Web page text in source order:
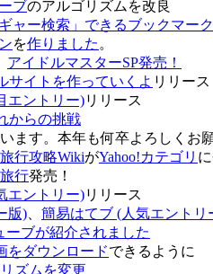
ブのアルゴリズムを改良
ャー検索」できるブックマー
を作りました 。
アイドルマスターSP発売！
サイトを作っていくよ リリース
エントリー)リリース
からの挑戦
ます。本年も何卒よろしくお
行攻略WikiがYahoo!カテゴリ
行発売！
エントリー)リリース
版) 簡易はてブ (人気エントリ
ーブが紹介されました
をダウンロードできるように
ズムを変更